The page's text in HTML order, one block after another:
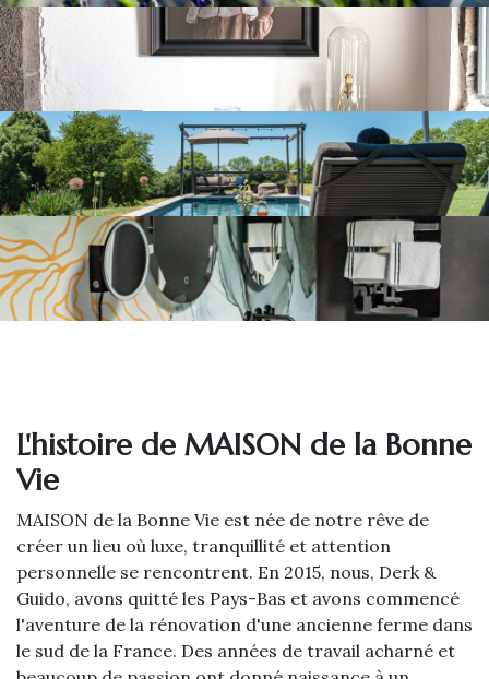
L'histoire de MAISON de la Bonne
Vie
MAISON de la Bonne Vie est née de notre rêve de
créer un lieu où luxe, tranquillité et attention
personnelle se rencontrent. En 2015, nous, Derk &
Guido, avons quitté les Pays-Bas et avons commencé
l'aventure de la rénovation d'une ancienne ferme dans
le sud de la France. Des années de travail acharné et